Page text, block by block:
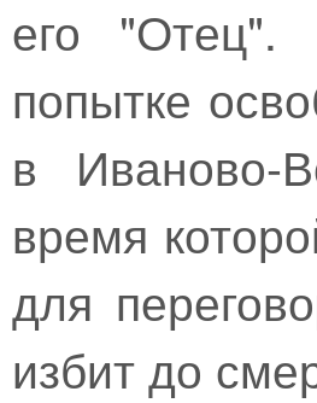
его "Отец".
попытке
в Иваново-
время
для
избит до